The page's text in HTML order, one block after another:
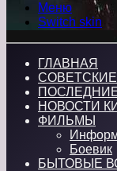
Меню
Switch skin
ГЛАВНАЯ
НОВОСТИ
ФИЛЬМЫ
Боевик
БЫТОВЫЕ